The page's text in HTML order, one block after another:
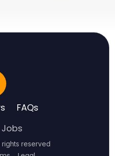
FAQs
Jobs
rights reserved